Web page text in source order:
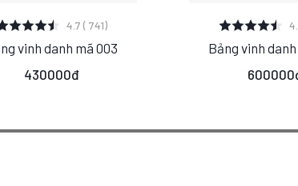
XEM CHI TIẾT
S M L
4.7 ( 741)
vinh danh mã 003
430000đ
XEM CHI
S M
Bảng vinh